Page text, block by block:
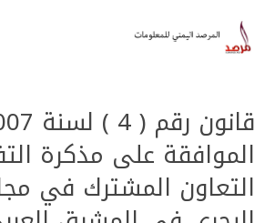
الموافقة على مذكرة
التعاون المشترك في